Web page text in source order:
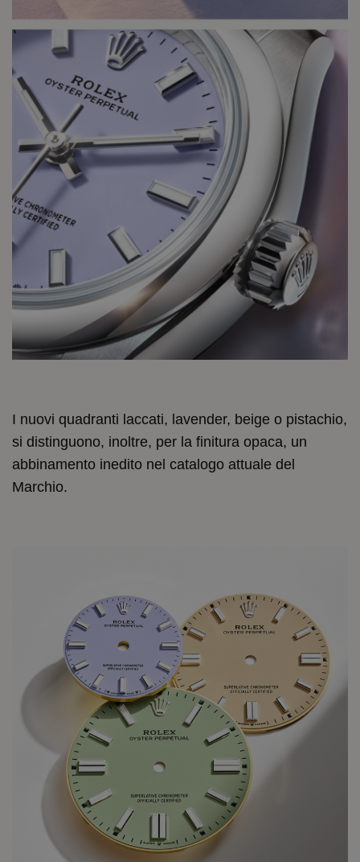
I nuovi quadranti laccati, lavender, beige o pistachio,
si distinguono, inoltre, per la finitura opaca, un
abbinamento inedito nel catalogo attuale del
Marchio.